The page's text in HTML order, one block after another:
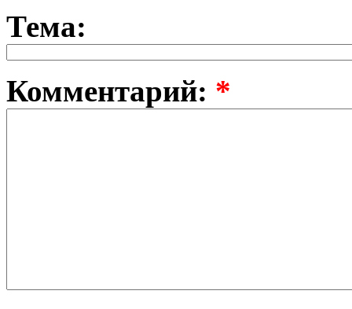
Тема:
Комментарий: *